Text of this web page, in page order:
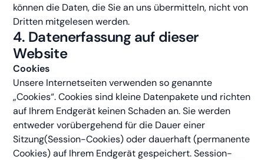
können die Daten, die Sie an uns übermitteln, nicht von
Dritten mitgelesen werden.
4. Datenerfassung auf dieser
Website
Cookies
Unsere Internetseiten verwenden so genannte
„Cookies“. Cookies sind kleine Datenpakete und richten
auf Ihrem Endgerät keinen Schaden an. Sie werden
entweder vorübergehend für die Dauer einer
Sitzung(Session-Cookies) oder dauerhaft (permanente
Cookies) auf Ihrem Endgerät gespeichert. Session-